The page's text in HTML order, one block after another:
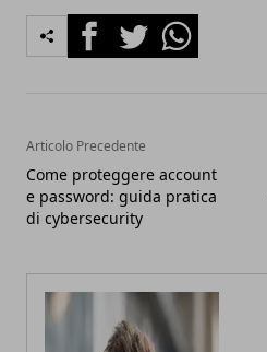
FacebookTwitterWhatsapp
Articolo Precedente
Come proteggere account
e password: guida pratica
di cybersecurity